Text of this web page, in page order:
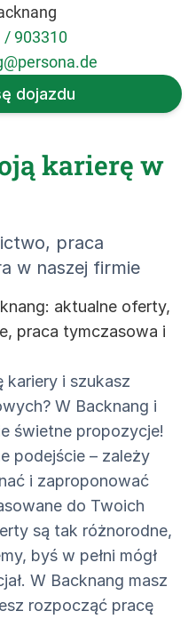
/ 903310
dojazdu
karierę w
praca
w naszej firmie
aktualne oferty,
praca tymczasowa i
kariery i szukasz
W Backnang i
świetne propozycje!
podejście – zależy
i zaproponować
do Twoich
są tak różnorodne,
byś w pełni mógł
W Backnang masz
rozpocząć pracę